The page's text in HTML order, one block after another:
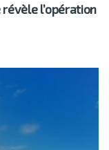
l’opération